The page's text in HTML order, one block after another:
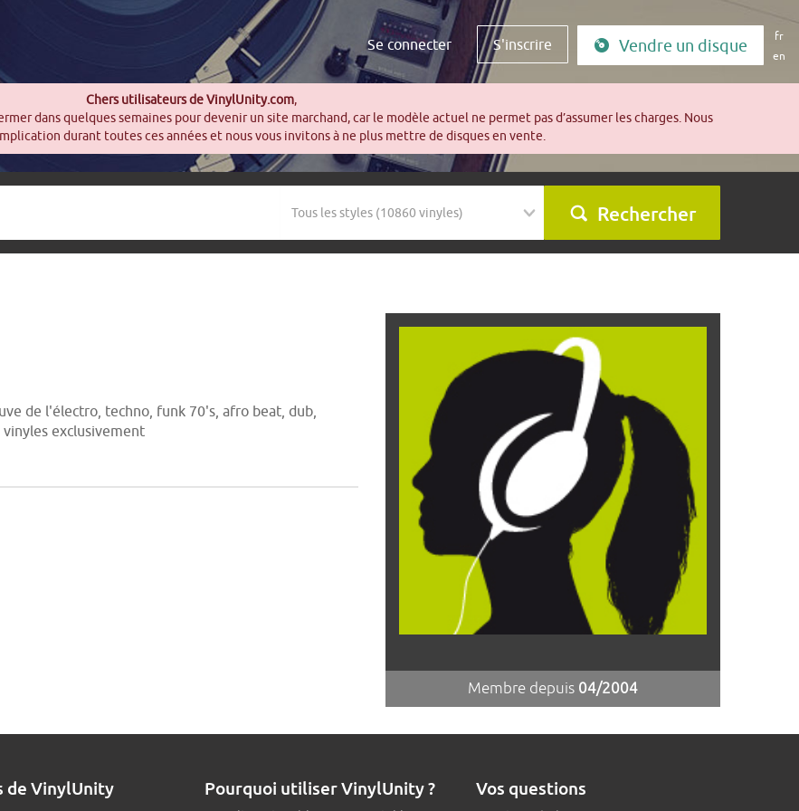
Chers utilisateurs de VinylUnity.com,
dans quelques semaines pour devenir un site marchand, car le modèle actuel ne permet pas d’assumer les charges. Nous
durant toutes ces années et nous vous invitons à ne plus mettre de disques en vente.
Se connecter S'inscrire Vendre un disque
fr
en
Rechercher
de l'électro, techno, funk 70's, afro beat, dub,
vinyles exclusivement
Membre depuis 04/2004
de VinylUnity Pourquoi utiliser VinylUnity ? Vos questions